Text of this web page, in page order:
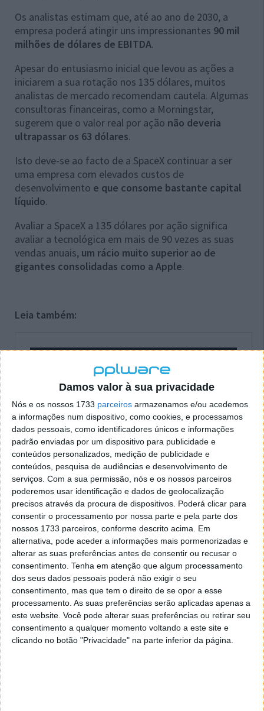
Damos valor à sua privacidade
Nós e os nossos 1733 parceiros armazenamos e/ou acedemos
a informações num dispositivo, como cookies, e processamos
dados pessoais, como identificadores únicos e informações
padrão enviadas por um dispositivo para publicidade e
conteúdos personalizados, medição de publicidade e
conteúdos, pesquisa de audiências e desenvolvimento de
serviços. Com a sua permissão, nós e os nossos parceiros
poderemos usar identificação e dados de geolocalização
precisos através da procura de dispositivos. Poderá clicar para
consentir o processamento por nossa parte e pela parte dos
nossos 1733 parceiros, conforme descrito acima. Em
alternativa, pode aceder a informações mais pormenorizadas e
alterar as suas preferências antes de consentir ou recusar o
consentimento. Tenha em atenção que algum processamento
dos seus dados pessoais poderá não exigir o seu
consentimento, mas que tem o direito de se opor a esse
processamento. As suas preferências serão aplicadas apenas a
este website. Você pode alterar suas preferências ou retirar seu
consentimento a qualquer momento voltando a este site e
clicando no botão "Privacidade" na parte inferior da página.
Os analistas estimam que, até ao ano de 2030, a
empresa poderá atingir uns impressionantes 90 mil
milhões de dólares de EBITDA.
Apesar do entusiasmo inicial que levou as ações a
iniciarem a sua rotação nos 135 dólares, muitos
analistas de mercado recomendam cautela. Algumas
consultoras financeiras, como a Morningstar,
sugerem que o valor real por ação não deveria
ultrapassar os 63 dólares.
Isto deve-se ao facto de a SpaceX continuar a ser
uma empresa com elevados custos de
desenvolvimento e que consome bastante capital
líquido.
Avaliar a SpaceX a 135 dólares por ação significa
avaliar a tecnológica em mais de 90 vezes as suas
vendas anuais, um rácio muito superior ao de
gigantes consolidadas como a Apple.
Leia também: